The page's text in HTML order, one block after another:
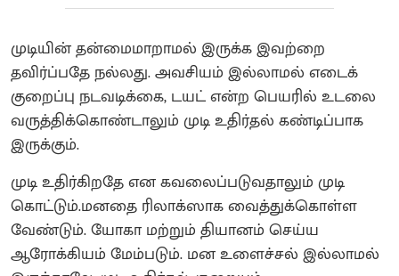
முடியின் தன்மை‌மாறாமல் இருக்க இவற்றை
தவிர்ப்பதே நல்லது. அவசியம் இல்லாமல் எடைக்
குறைப்பு நடவடிக்கை, டயட் என்ற பெயரில் உடலை
வருத்திக்கொண்டாலும் முடி உதிர்தல் கண்டிப்பாக
இருக்கும்.
முடி உதிர்கிறதே என கவலைப்படுவதாலும் முடி
கொட்டும்.மனதை ரிலாக்ஸாக வைத்துக்கொள்ள
வேண்டும். யோகா மற்றும் தியானம் செய்ய
ஆரோக்கியம் மேம்படும். மன உளைச்சல் இல்லாமல்